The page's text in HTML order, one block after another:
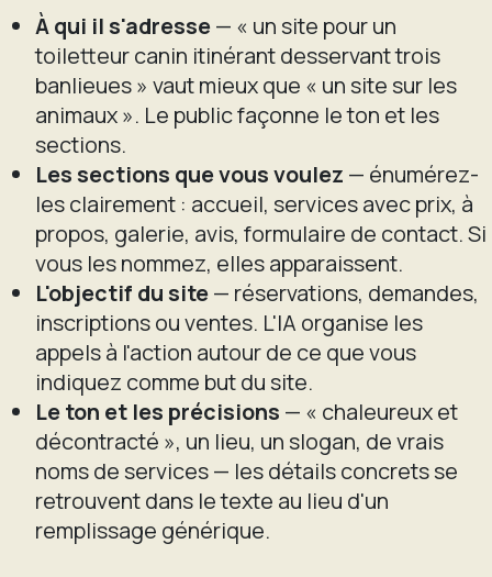
À qui il s'adresse— « un site pour un
toiletteur canin itinérant desservant trois
banlieues » vaut mieux que « un site sur les
animaux ». Le public façonne le ton et les
sections.
Les sections que vous voulez — énumérez-
les clairement : accueil, services avec prix, à
propos, galerie, avis, formulaire de contact. Si
vous les nommez, elles apparaissent.
L'objectif du site— réservations, demandes,
inscriptions ou ventes. L'IA organise les
appels à l'action autour de ce que vous
indiquez comme but du site.
Le ton et les précisions — « chaleureux et
décontracté », un lieu, un slogan, de vrais
noms de services — les détails concrets se
retrouvent dans le texte au lieu d'un
remplissage générique.